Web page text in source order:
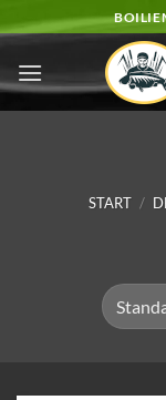
Inhalt
springen
START /